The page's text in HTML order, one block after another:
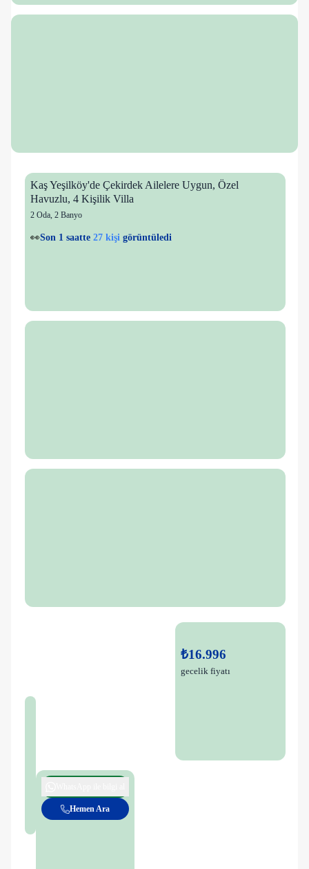
Kaş Yeşilköy'de Çekirdek Ailelere Uygun, Özel
Havuzlu, 4 Kişilik Villa
2 Oda, 2 Banyo
💙2 kişifavorilere ekledi
₺16.996
gecelik fiyatı
Hemen Ara